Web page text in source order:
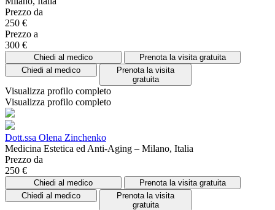
Prezzo da
250 €
Prezzo a
300 €
Chiedi al medico
Prenota la visita gratuita
Chiedi al medico
Prenota la visita
gratuita
Visualizza profilo completo
Visualizza profilo completo
Dott.ssa Olena Zinchenko
Medicina Estetica ed Anti-Aging – Milano, Italia
Prezzo da
250 €
Chiedi al medico
Prenota la visita gratuita
Chiedi al medico
Prenota la visita
gratuita